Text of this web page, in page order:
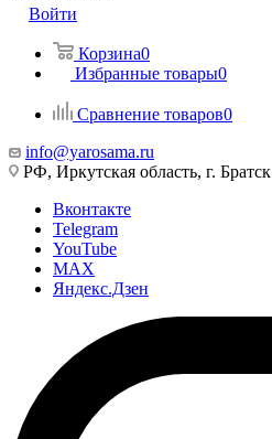
Войти
Корзина0
Избранные товары0
Сравнение товаров0
info@yarosama.ru
РФ, Иркутская область, г. Братск
Вконтакте
Telegram
YouTube
MAX
Яндекс.Дзен